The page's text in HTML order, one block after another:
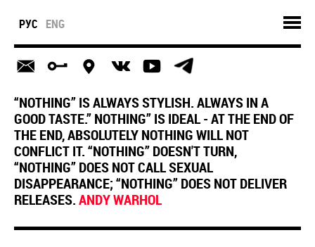
РУС ENG
“NOTHING” IS ALWAYS STYLISH. ALWAYS IN A
GOOD TASTE.” NOTHING” IS IDEAL - AT THE END OF
THE END, ABSOLUTELY NOTHING WILL NOT
CONFLICT IT. “NOTHING” DOESN'T TURN,
“NOTHING” DOES NOT CALL SEXUAL
DISAPPEARANCE; “NOTHING” DOES NOT DELIVER
RELEASES.ANDY WARHOL